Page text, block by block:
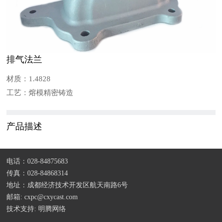
排气法兰
材质：1.4828
工艺：熔模精密铸造
产品描述
电话：028-84875683
传真：028-84868314
地址：成都经济技术开发区航天南路6号
邮箱: cxpc@cxycast.com
技术支持: 明腾网络